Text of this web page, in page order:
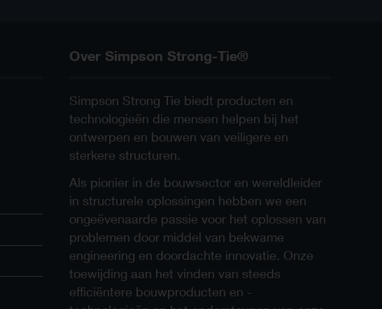
Over Simpson Strong-Tie®
Simpson Strong Tie biedt producten en
technologieën die mensen helpen bij het
ontwerpen en bouwen van veiligere en
sterkere structuren.
Als pionier in de bouwsector en wereldleider
in structurele oplossingen hebben we een
ongeëvenaarde passie voor het oplossen van
problemen door middel van bekwame
engineering en doordachte innovatie. Onze
toewijding aan het vinden van steeds
efficiëntere bouwproducten en -